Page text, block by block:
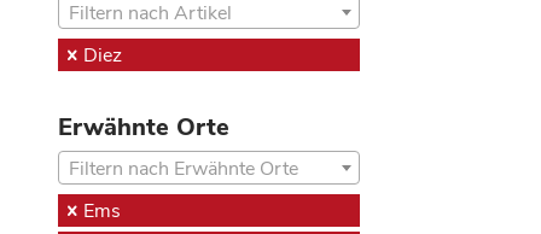
Filtern nach Artikel
Diez
Erwähnte Orte
Filtern nach Erwähnte Orte
Ems